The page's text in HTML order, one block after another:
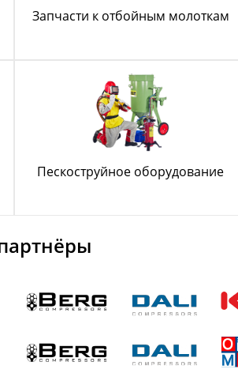
Запчасти к отбойным молоткам
Пескоструйное оборудование